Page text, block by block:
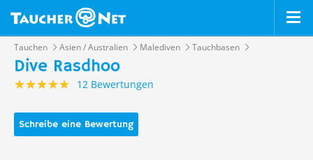
Tauchen Asien / Australien Malediven Tauchbasen
Dive Rasdhoo
12 Bewertungen
Schreibe eine Bewertung